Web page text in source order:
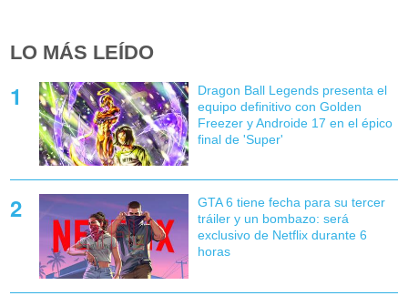
LO MÁS LEÍDO
Dragon Ball Legends presenta el
equipo definitivo con Golden
Freezer y Androide 17 en el épico
final de 'Super'
GTA 6 tiene fecha para su tercer
tráiler y un bombazo: será
exclusivo de Netflix durante 6
horas